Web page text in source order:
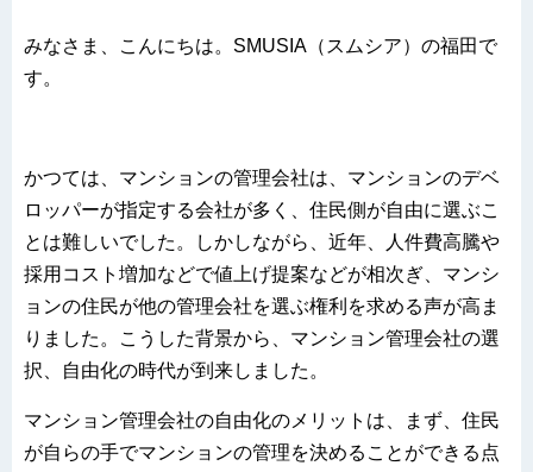
みなさま、こんにちは。SMUSIA（スムシア）の福田で
す。
かつては、マンションの管理会社は、マンションのデベ
ロッパーが指定する会社が多く、住民側が自由に選ぶこ
とは難しいでした。しかしながら、近年、人件費高騰や
採用コスト増加などで値上げ提案などが相次ぎ、マンシ
ョンの住民が他の管理会社を選ぶ権利を求める声が高ま
りました。こうした背景から、マンション管理会社の選
択、自由化の時代が到来しました。
マンション管理会社の自由化のメリットは、まず、住民
が自らの手でマンションの管理を決めることができる点